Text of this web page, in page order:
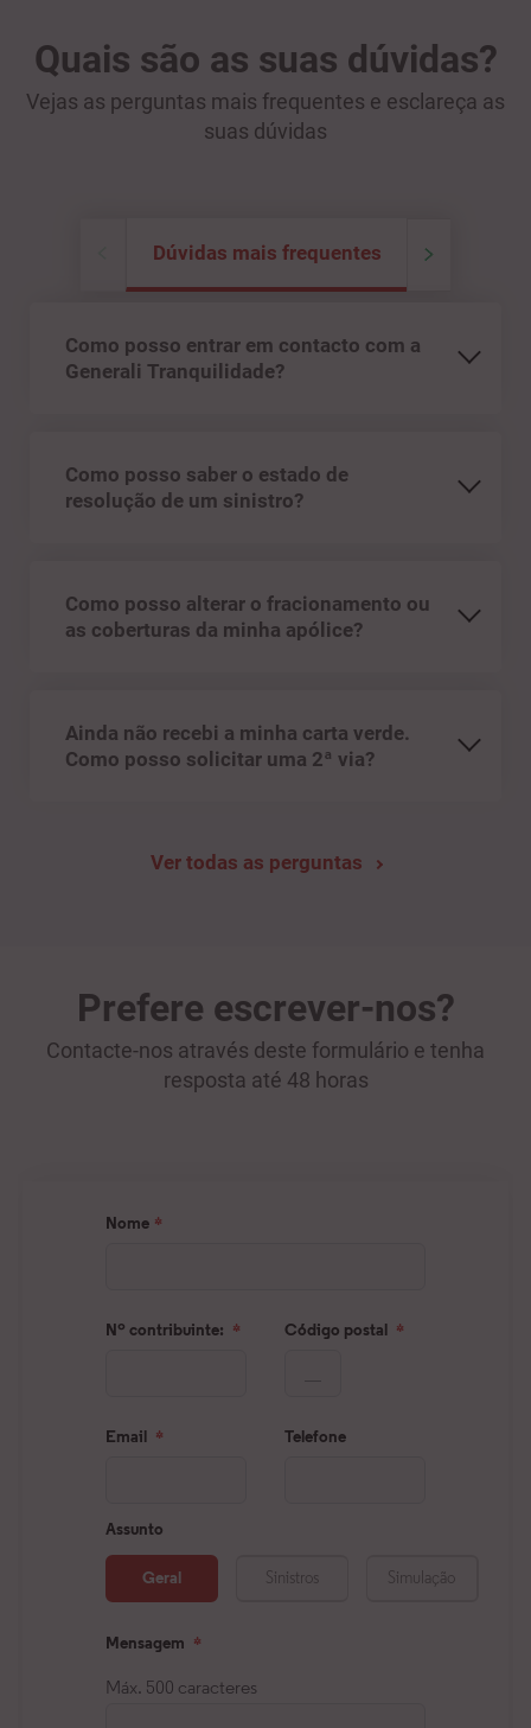
Quais são as suas dúvidas?
Vejas as perguntas mais frequentes e esclareça as
suas dúvidas
Dúvidas mais frequentes
Como posso entrar em contacto com a
Generali Tranquilidade?
Como posso saber o estado de
resolução de um sinistro?
Como posso alterar o fracionamento ou
as coberturas da minha apólice?
Ainda não recebi a minha carta verde.
Como posso solicitar uma 2ª via?
Ver todas as perguntas
Prefere escrever-nos?
Contacte-nos através deste formulário e tenha
resposta até 48 horas